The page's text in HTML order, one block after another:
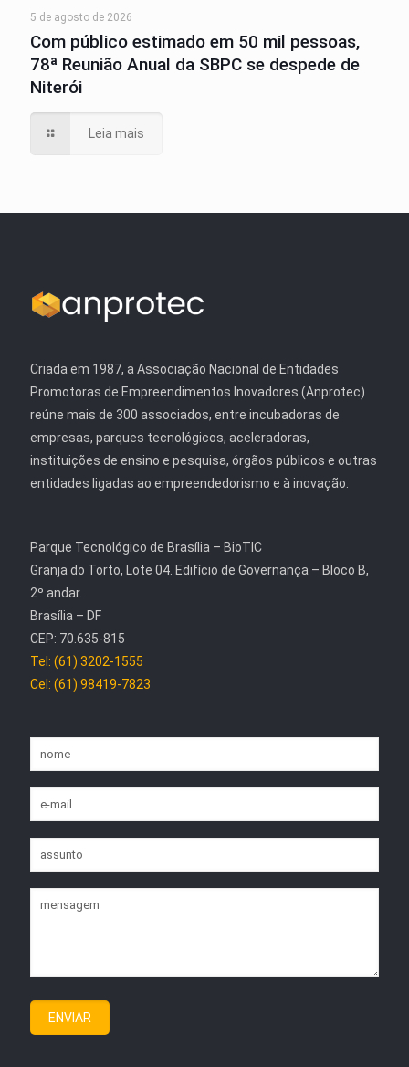
5 de agosto de 2026
Com público estimado em 50 mil pessoas,
78ª Reunião Anual da SBPC se despede de
Niterói
Leia mais
Criada em 1987, a Associação Nacional de Entidades
Promotoras de Empreendimentos Inovadores (Anprotec)
reúne mais de 300 associados, entre incubadoras de
empresas, parques tecnológicos, aceleradoras,
instituições de ensino e pesquisa, órgãos públicos e outras
entidades ligadas ao empreendedorismo e à inovação.
Parque Tecnológico de Brasília – BioTIC
Granja do Torto, Lote 04. Edifício de Governança – Bloco B,
2º andar.
Brasília – DF
CEP: 70.635-815
Tel: (61) 3202-1555
Cel: (61) 98419-7823